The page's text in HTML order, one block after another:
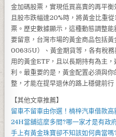
金加碼股票，實現低買高賣的再平
且股市跌幅達20%時，將黃金比重
票。歷史數據顯示，這種動態調整
要留意，台灣市場的黃金商品包括
00635U）、黃金期貨等，各有稅務
用的黃金ETF，且以長期持有為主
利。最重要的是，黃金配置必須與
整，才能在提早退休的路上穩健前行
【其他文章推薦】
留車不留車由你選！楠梓汽車借款高
24H當舖這麼多間?哪一家才是有政
手上有黃金珠寶卻不知該如何典當嗎